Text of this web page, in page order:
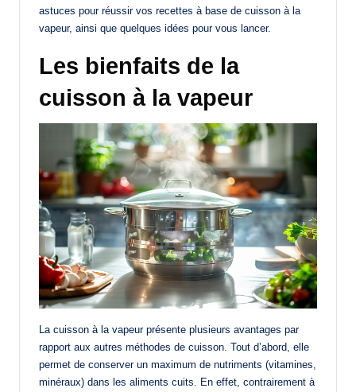
astuces pour réussir vos recettes à base de cuisson à la
vapeur, ainsi que quelques idées pour vous lancer.
Les bienfaits de la
cuisson à la vapeur
La cuisson à la vapeur présente plusieurs avantages par
rapport aux autres méthodes de cuisson. Tout d’abord, elle
permet de conserver un maximum de nutriments (vitamines,
minéraux) dans les aliments cuits. En effet, contrairement à